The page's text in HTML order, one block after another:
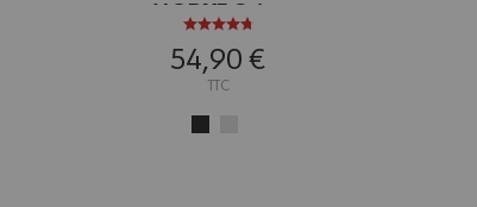
MODYF Grise
54,90 €
TTC